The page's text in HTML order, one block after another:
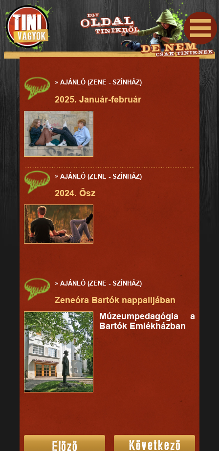
» AJÁNLÓ (ZENE - SZÍNHÁZ)
2025. Január-február
» AJÁNLÓ (ZENE - SZÍNHÁZ)
2024. Ősz
» AJÁNLÓ (ZENE - SZÍNHÁZ)
Zeneóra Bartók nappalijában
Múzeumpedagógia a
Bartók Emlékházban